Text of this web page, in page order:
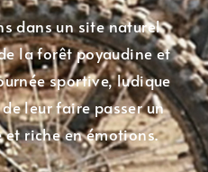
dans un site naturel
la forêt poyaudine et
sportive, ludique
leur faire passer un
riche en émotions.